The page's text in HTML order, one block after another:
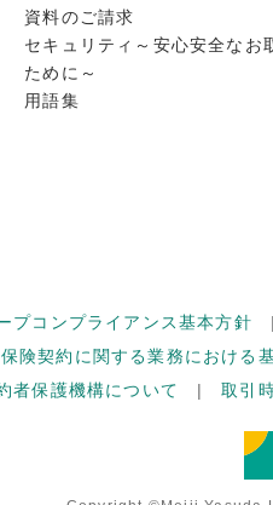
資料のご請求
セキュリティ～安心安全なお
ために～
用語集
プコンプライアンス基本方針
保険契約に関する業務における
者保護機構について 取引